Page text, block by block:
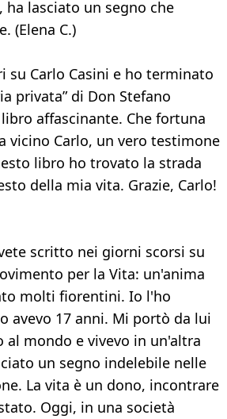
ha lasciato un segno che
(Elena C.)
su Carlo Casini e ho terminato
privata” di Don Stefano
affascinante. Che fortuna
vicino Carlo, un vero testimone
libro ho trovato la strada
della mia vita. Grazie, Carlo!
scritto nei giorni scorsi su
per la Vita: un'anima
molti fiorentini. Io l'ho
avevo 17 anni. Mi portò da lui
al mondo e vivevo in un'altra
un segno indelebile nelle
La vita è un dono, incontrare
Oggi, in una società